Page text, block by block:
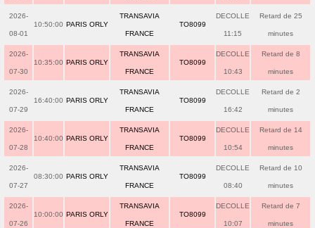
2026-
08-01
10:50:00 PARIS ORLY
TRANSAVIA
FRANCE
TO8099
DECOLLE
11:15
Retard de 25
minutes
2026-
07-30
10:35:00 PARIS ORLY
TRANSAVIA
FRANCE
TO8099
DECOLLE
10:43
Retard de 8
minutes
2026-
07-29
16:40:00 PARIS ORLY
TRANSAVIA
FRANCE
TO8099
DECOLLE
16:42
Retard de 2
minutes
2026-
07-28
10:40:00 PARIS ORLY
TRANSAVIA
FRANCE
TO8099
DECOLLE
10:54
Retard de 14
minutes
2026-
07-27
08:30:00 PARIS ORLY
TRANSAVIA
FRANCE
TO8099
DECOLLE
08:40
Retard de 10
minutes
2026-
07-26
10:00:00 PARIS ORLY
TRANSAVIA
FRANCE
TO8099
DECOLLE
10:07
Retard de 7
minutes